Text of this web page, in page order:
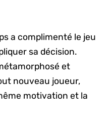
a complimenté le jeu
sa décision.
et
nouveau joueur,
motivation et la